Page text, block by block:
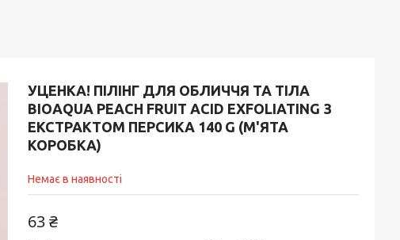
УЦЕНКА! ПІЛІНГ ДЛЯ ОБЛИЧЧЯ ТА ТІЛА
BIOAQUA PEACH FRUIT ACID EXFOLIATING З
ЕКСТРАКТОМ ПЕРСИКА 140 G (М'ЯТА
КОРОБКА)
Немає в наявності
63 ₴